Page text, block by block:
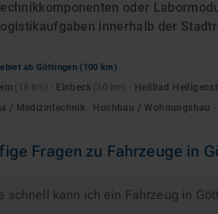
oder
innerhalb der
abGöttingen (100 km)
· Einbeck · Heilbad
/ Medizintechnik · Hochbau / Wohnungsbau
Fragen zu Fahrzeuge in
schnell kann ich ein Fahrzeug in